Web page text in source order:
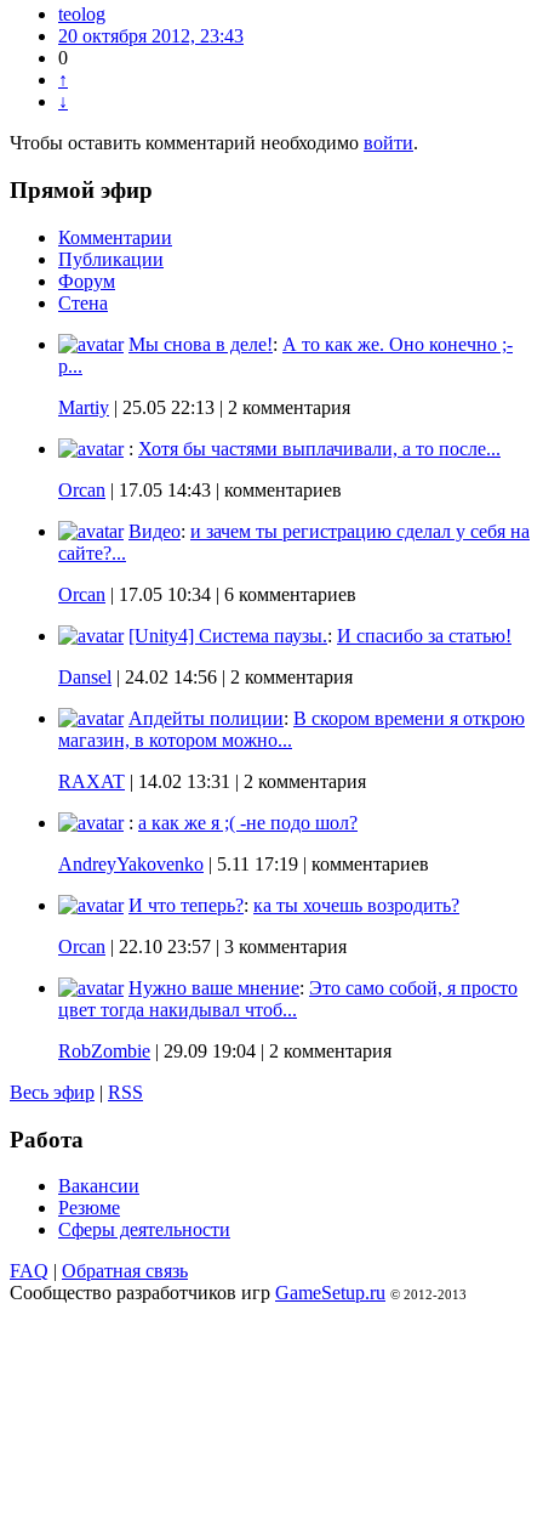
teolog
20 октября 2012, 23:43
0
↑
↓
Чтобы оставить комментарий необходимо войти.
Прямой эфир
Комментарии
Публикации
Форум
Стена
Мы снова в деле!: А то как же. Оно конечно ;-
p...
Martiy | 25.05 22:13 | 2 комментария
: Хотя бы частями выплачивали, а то после...
Orcan | 17.05 14:43 | комментариев
Видео: и зачем ты регистрацию сделал у себя на
сайте?...
Orcan | 17.05 10:34 | 6 комментариев
[Unity4] Система паузы.: И спасибо за статью!
Dansel | 24.02 14:56 | 2 комментария
Апдейты полиции: В скором времени я открою
магазин, в котором можно...
RAXAT | 14.02 13:31 | 2 комментария
: а как же я ;( -не подо шол?
AndreyYakovenko | 5.11 17:19 | комментариев
И что теперь?: ка ты хочешь возродить?
Orcan | 22.10 23:57 | 3 комментария
Нужно ваше мнение: Это само собой, я просто
цвет тогда накидывал чтоб...
RobZombie | 29.09 19:04 | 2 комментария
Весь эфир | RSS
Работа
Вакансии
Резюме
Сферы деятельности
FAQ | Обратная связь
Сообщество разработчиков игр GameSetup.ru © 2012-2013